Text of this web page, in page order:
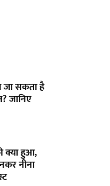
जा सकता है
जानिए
क्या हुआ,
नीना